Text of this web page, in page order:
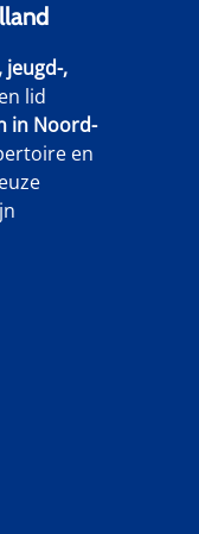
jeugd-,
lid
in Noord-
en